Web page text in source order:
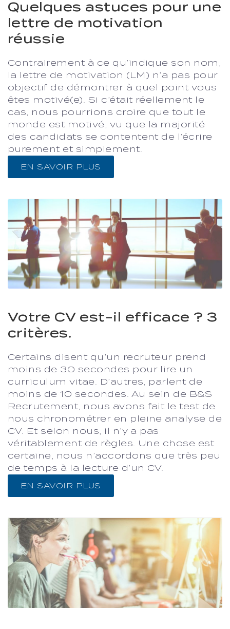
Quelques astuces pour une
lettre de motivation
réussie
Contrairement à ce qu’indique son nom,
la lettre de motivation (LM) n’a pas pour
objectif de démontrer à quel point vous
êtes motivé(e). Si c’était réellement le
cas, nous pourrions croire que tout le
monde est motivé, vu que la majorité
des candidats se contentent de l’écrire
purement et simplement.
EN SAVOIR PLUS
Votre CV est-il efficace ? 3
critères.
Certains disent qu’un recruteur prend
moins de 30 secondes pour lire un
curriculum vitae. D’autres, parlent de
moins de 10 secondes. Au sein de B&S
Recrutement, nous avons fait le test de
nous chronométrer en pleine analyse de
CV. Et selon nous, il n’y a pas
véritablement de règles. Une chose est
certaine, nous n’accordons que très peu
de temps à la lecture d’un CV.
EN SAVOIR PLUS